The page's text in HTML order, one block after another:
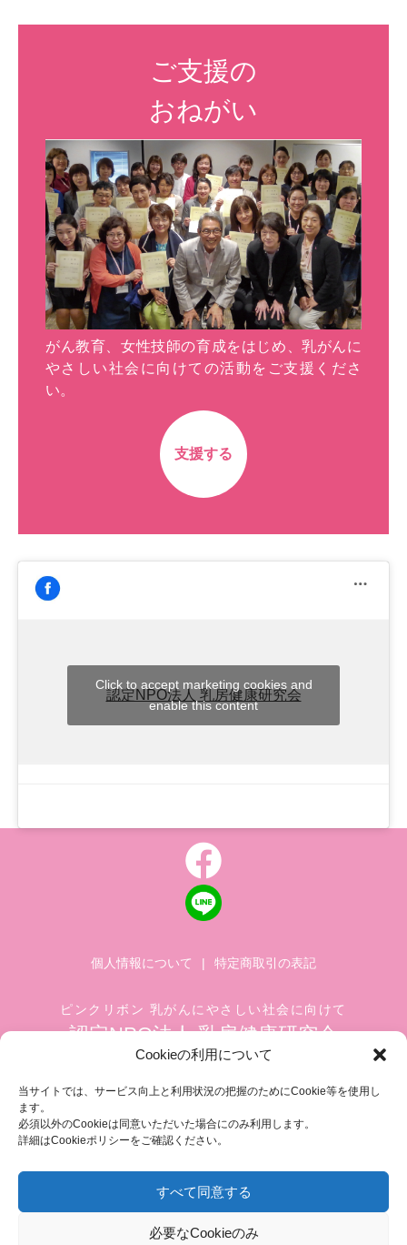
Cookieの利用について
当サイトでは、サービス向上と利用状況の把握のためにCookie等を使用し
ます。
必須以外のCookieは同意いただいた場合にのみ利用します。
詳細はCookieポリシーをご確認ください。
すべて同意する
必要なCookieのみ
ご支援の
おねがい
がん教育、女性技師の育成をはじめ、乳がんに
やさしい社会に向けての活動をご支援くださ
い。
支援する
認定NPO法人 乳房健康研究会
Click to accept marketing cookies and
enable this content
個人情報について | 特定商取引の表記
ピンクリボン 乳がんにやさしい社会に向けて
認定NPO法人 乳房健康研究会
築地ホワイトビル 1002
FAX.03-3545-6545
info@breastcare.jp
COPYRIGHT (C) 2019 JAPAN SOCIETY OF BREAST HEALTH, ALL RIGHT RESERVED